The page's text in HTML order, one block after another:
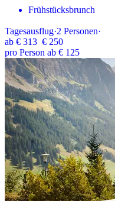
Frühstücksbrunch
Tagesausflug·2 Personen·
ab € 313 € 250
pro Person ab € 125